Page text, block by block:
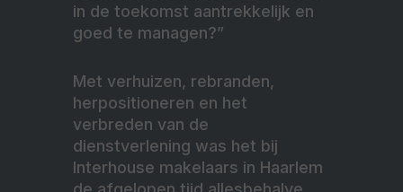
in de toekomst aantrekkelijk en
goed te managen?”
Met verhuizen, rebranden,
herpositioneren en het
verbreden van de
dienstverlening was het bij
Interhouse makelaars in Haarlem